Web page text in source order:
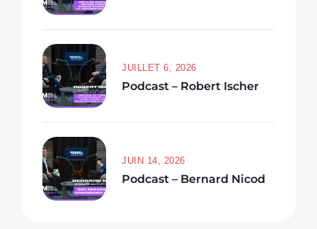
Podcast – Robert Ischer
JUILLET 6, 2026
Podcast – Bernard Nicod
JUIN 14, 2026